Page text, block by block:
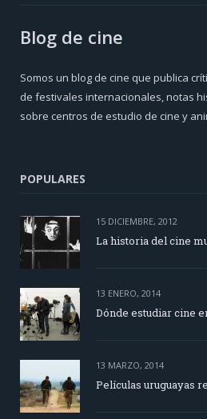
Blog de cine
Somos un blog de cine que publica
de festivales internacionales, notas
sobre centros de estudio de cine y
POPULARES
15 DICIEMBRE, 2012
La historia del cine
13 ENERO, 2014
Dónde estudiar cine
13 MARZO, 2014
Películas uruguayas